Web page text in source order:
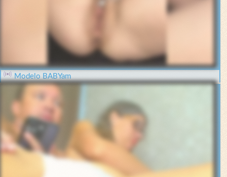
Modelo BABYam